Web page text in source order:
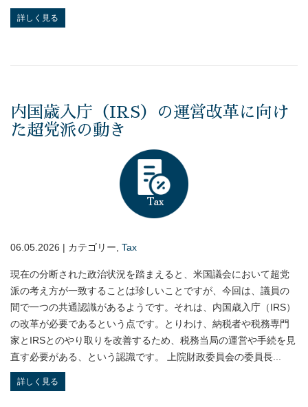
詳しく見る
内国歳入庁（IRS）の運営改革に向け
た超党派の動き
06.05.2026 | カテゴリー, Tax
現在の分断された政治状況を踏まえると、米国議会において超党
派の考え方が一致することは珍しいことですが、今回は、議員の
間で一つの共通認識があるようです。それは、内国歳入庁（IRS）
の改革が必要であるという点です。とりわけ、納税者や税務専門
家とIRSとのやり取りを改善するため、税務当局の運営や手続を見
直す必要がある、という認識です。 上院財政委員会の委員長...
詳しく見る